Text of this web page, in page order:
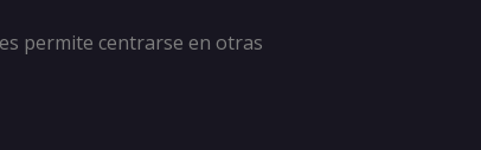
permite centrarse en otras